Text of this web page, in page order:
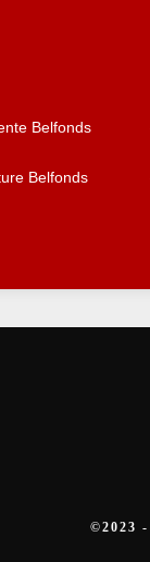
Belfonds
Belfonds
©2023